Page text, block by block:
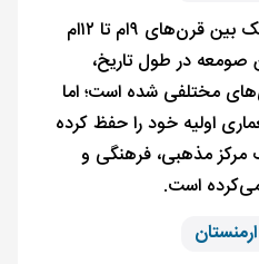
ساخت و ساز صومعه هایراوانک بین قرن‌های ۹ام تا ۱۲ام
صومعه در طول تاریخ،
مختلفی شده است؛ اما
اولیه خود را حفظ کرده
مرکز مذهبی، فرهنگی و
است.